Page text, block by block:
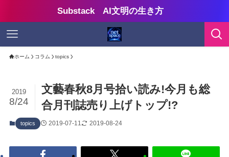
Substack AI文明の生き方
ホーム コラム topics
文藝春秋8月号拾い読み!今月も総
合月刊誌売り上げトップ!?
2019
8/24
topics 2019-07-11 2019-08-24